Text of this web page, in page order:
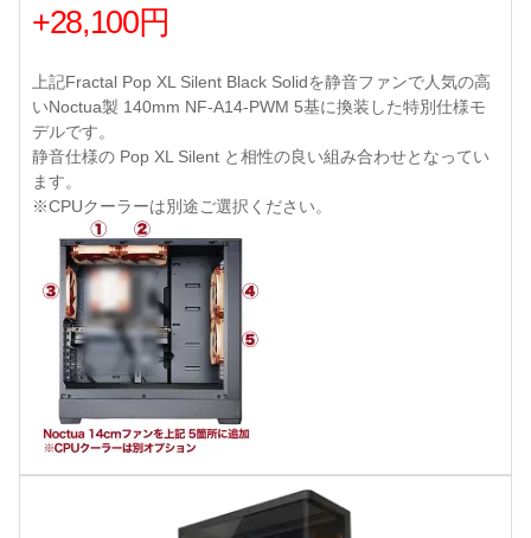
+28,100円
上記Fractal Pop XL Silent Black Solidを静音ファンで人気の高
いNoctua製 140mm NF-A14-PWM 5基に換装した特別仕様モ
デルです。
静音仕様の Pop XL Silent と相性の良い組み合わせとなってい
ます。
※CPUクーラーは別途ご選択ください。